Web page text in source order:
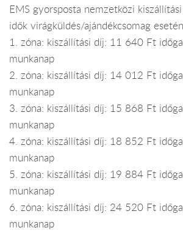
EMS gyorsposta nemzetközi
idők virágküldés/ajándékcsomag
1. zóna: kiszállítási díj: 11 640 Ft
munkanap
2. zóna: kiszállítási díj: 14 012 Ft
munkanap
3. zóna: kiszállítási díj: 15 868 Ft
munkanap
4. zóna: kiszállítási díj: 18 852 Ft
munkanap
5. zóna: kiszállítási díj: 19 884 Ft
munkanap
6. zóna: kiszállítási díj: 24 520 Ft
munkanap